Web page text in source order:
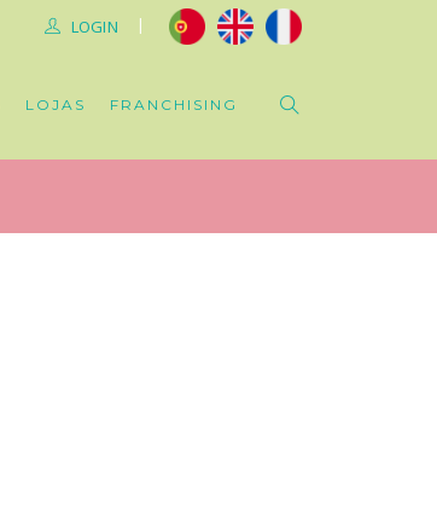
|
LOGIN
LOJAS FRANCHISING